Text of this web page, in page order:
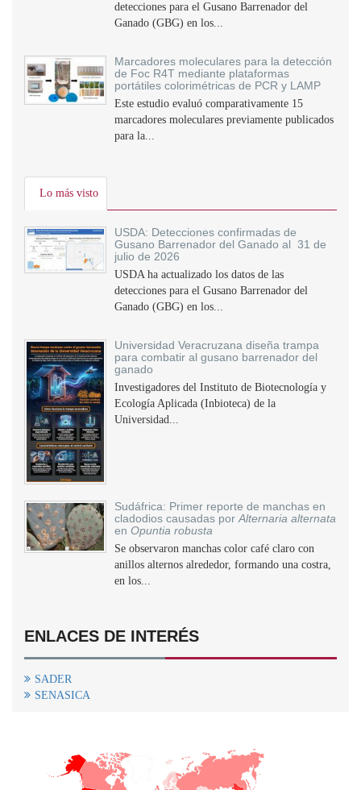
detecciones para el Gusano Barrenador del
Ganado (GBG) en los...
Marcadores moleculares para la detección
de Foc R4T mediante plataformas
portátiles colorimétricas de PCR y LAMP
Este estudio evaluó comparativamente 15
marcadores moleculares previamente publicados
para la...
Lo más visto
USDA: Detecciones confirmadas de
Gusano Barrenador del Ganado al 31 de
julio de 2026
USDA ha actualizado los datos de las
detecciones para el Gusano Barrenador del
Ganado (GBG) en los...
Universidad Veracruzana diseña trampa
para combatir al gusano barrenador del
ganado
Investigadores del Instituto de Biotecnología y
Ecología Aplicada (Inbioteca) de la
Universidad...
Sudáfrica: Primer reporte de manchas en
cladodios causadas por Alternaria alternata
en Opuntia robusta
Se observaron manchas color café claro con
anillos alternos alrededor, formando una costra,
en los...
ENLACES DE INTERÉS
SADER
SENASICA